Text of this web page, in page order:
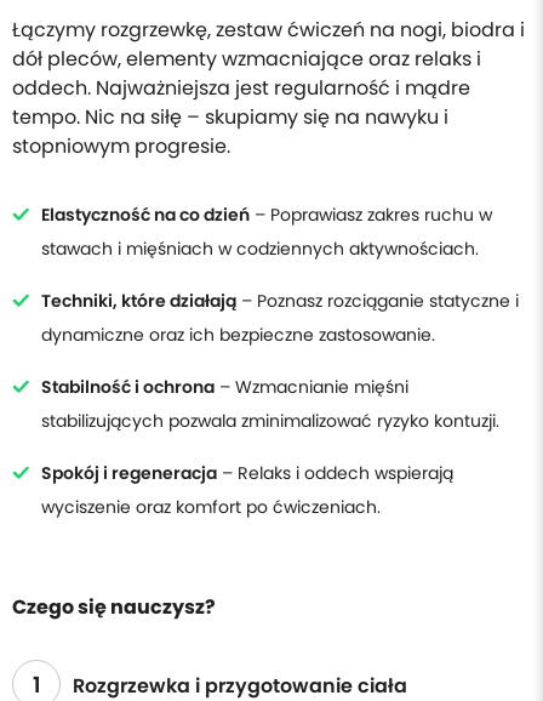
Łączymy rozgrzewkę, zestaw ćwiczeń na nogi, biodra i
dół pleców, elementy wzmacniające oraz relaks i
oddech. Najważniejsza jest regularność i mądre
tempo. Nic na siłę – skupiamy się na nawyku i
stopniowym progresie.
Elastyczność na co dzień – Poprawiasz zakres ruchu w
stawach i mięśniach w codziennych aktywnościach.
Techniki, które działają – Poznasz rozciąganie statyczne i
dynamiczne oraz ich bezpieczne zastosowanie.
Stabilność i ochrona – Wzmacnianie mięśni
stabilizujących pozwala zminimalizować ryzyko kontuzji.
Spokój i regeneracja – Relaks i oddech wspierają
wyciszenie oraz komfort po ćwiczeniach.
Czego się nauczysz?
1 Rozgrzewka i przygotowanie ciała